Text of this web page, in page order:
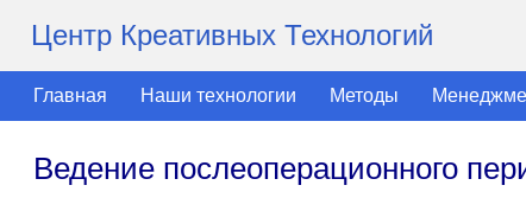
Центр Креативных Технологий
Главная Наши технологии Методы
Ведение послеоперационного